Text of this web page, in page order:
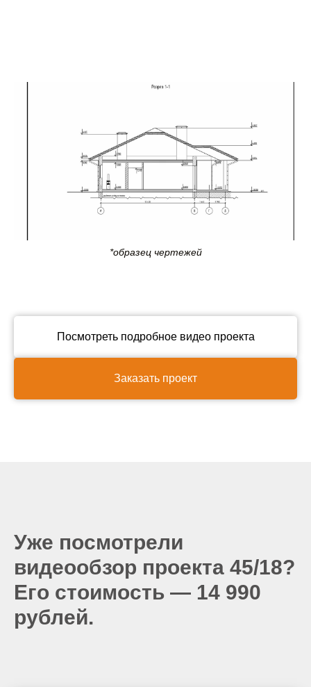
*образец чертежей
Посмотреть подробное видео проекта
Заказать проект
Уже посмотрели
видеообзор проекта 45/18?
Его стоимость — 14 990
рублей.